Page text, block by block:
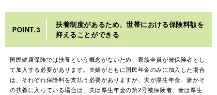
POINT.3
扶養制度があるため、世帯における保険料額を
抑えることができる
国民健康保険では扶養という概念がないため、家族全員が被保険者とし
て加入する必要があります。夫婦がともに国民年金のみに加入した場合
は、それぞれ保険料を支払う必要がありますが、夫が厚生年金、妻がそ
の扶養に入っている場合は、夫は厚生年金の第2号被保険者、妻は厚生